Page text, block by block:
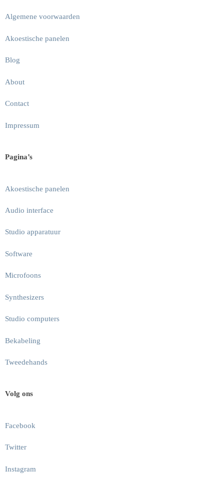
Algemene voorwaarden
Akoestische panelen
Blog
About
Contact
Impressum
Pagina’s
Akoestische panelen
Audio interface
Studio apparatuur
Software
Microfoons
Synthesizers
Studio computers
Bekabeling
Tweedehands
Volg ons
Facebook
Twitter
Instagram